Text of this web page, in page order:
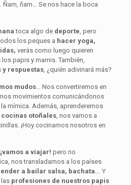
Ñam, ñam… Se nos hace la boca
toca algo de deporte, pero
los peques a hacer yoga,
verás como luego quieren
papis y mamis. También,
y respuestas, ¿quién adivinará más?
mudos… Nos convertiremos en
movimientos comunicándonos
mímica. Además, aprenderemos
otoñales, nos vamos a
¡Hoy cocinamos nosotros en
¡vamos a viajar! pero no
nos transladamos a los países
a bailar salsa, bachata... Y
profesiones de nuestros papis